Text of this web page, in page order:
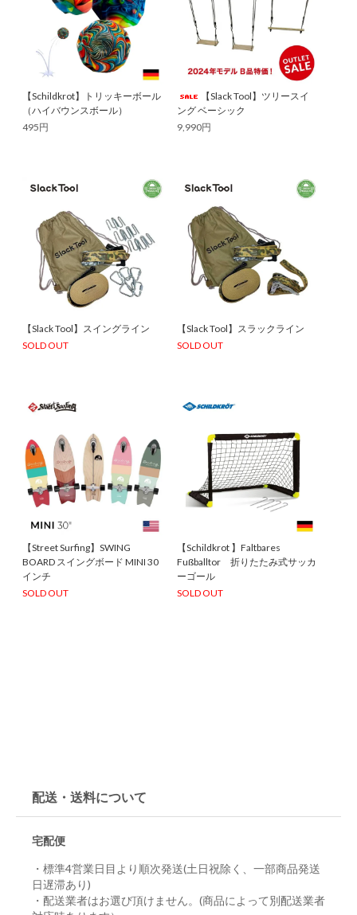
【Schildkrot】トリッキーボール
（ハイバウンスボール）
495円
【Slack Tool】ツリースイ
ング ベーシック
9,990円
【Slack Tool】スイングライン
SOLD OUT
【Slack Tool】スラックライン
SOLD OUT
【Street Surfing】SWING
BOARD スイングボード MINI 30
インチ
SOLD OUT
【Schildkrot 】Faltbares
Fußballtor 折りたたみ式サッカ
ーゴール
SOLD OUT
配送・送料について
宅配便
・標準4営業日目より順次発送(土日祝除く、一部商品発送
日遅滞あり)
・配送業者はお選び頂けません。(商品によって別配送業者